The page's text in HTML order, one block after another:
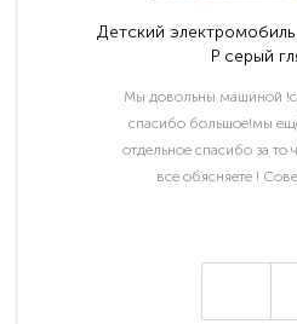
Детский
P серый
Мы довольны машиной
спасибо большое!мы
отдельное спасибо за то
все обясняете !